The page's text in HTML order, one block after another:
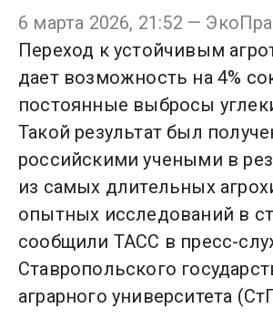
6 марта 2026, 21:52 —
Переход к устойчивым
дает возможность на 4%
постоянные выбросы
Такой результат был
российскими учеными в
из самых длительных
опытных исследований в
сообщили ТАСС в пресс-
Ставропольского
аграрного университета